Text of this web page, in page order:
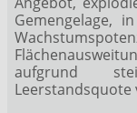
Gemengelage,
aufgrund
Leerstandsquote